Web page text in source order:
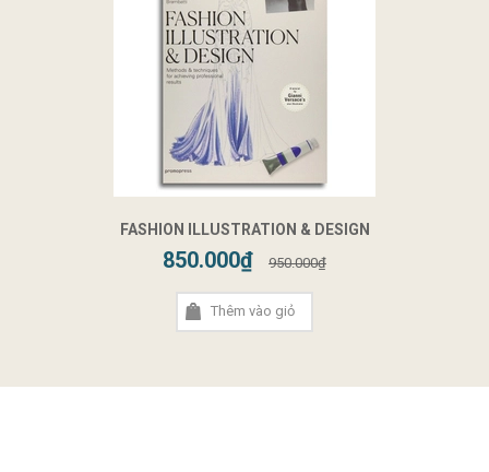
FASHION ILLUSTRATION & DESIGN
850.000₫ 950.000₫
Thêm vào giỏ